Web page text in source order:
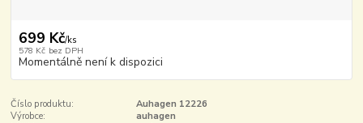
699 Kč/ks
578 Kč bez DPH
Momentálně není k dispozici
Číslo produktu:
Auhagen 12226
Výrobce:
auhagen